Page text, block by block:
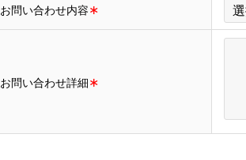
お問い合わせ内容∗
お問い合わせ詳細∗